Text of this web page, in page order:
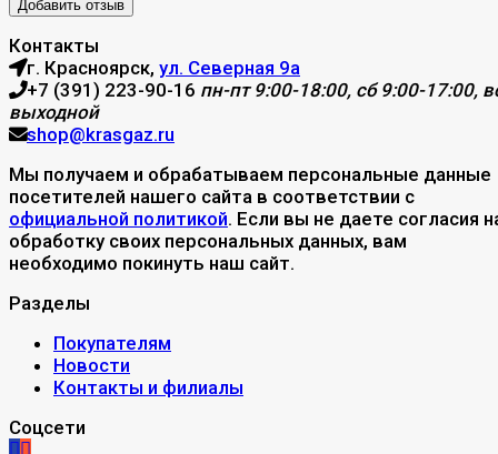
Контакты
г. Красноярск, ул. Северная 9а
+7 (391) 223-90-16 пн-пт 9:00-18:00, сб 9:00-17:00,
выходной
shop@krasgaz.ru
Мы получаем и обрабатываем персональные данные
посетителей нашего сайта в соответствии с
официальной политикой. Если вы не даете согласия
обработку своих персональных данных, вам
необходимо покинуть наш сайт.
Разделы
Покупателям
Новости
Контакты и филиалы
Соцсети